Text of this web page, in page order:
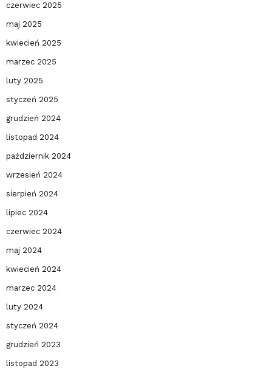
czerwiec 2025
maj 2025
kwiecień 2025
marzec 2025
luty 2025
styczeń 2025
grudzień 2024
listopad 2024
październik 2024
wrzesień 2024
sierpień 2024
lipiec 2024
czerwiec 2024
maj 2024
kwiecień 2024
marzec 2024
luty 2024
styczeń 2024
grudzień 2023
listopad 2023